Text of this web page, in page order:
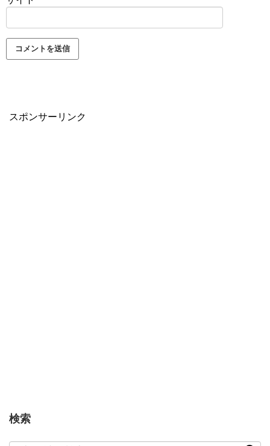
スポンサーリンク
検索